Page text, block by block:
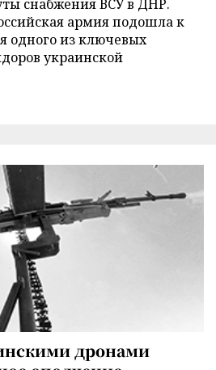
снабжения ВСУ в ДНР.
армия подошла к
одного из ключевых
украинской
дронами